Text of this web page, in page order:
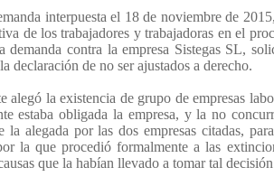
interpuesta el 18 de noviembre de
de los trabajadores y trabajadoras en el
contra la empresa Sistegas SL,
declaración de no ser ajustados a derecho.
alegó la existencia de grupo de empresas
estaba obligada la empresa, y la no
la alegada por las dos empresas citadas,
la que procedió formalmente a las
que la habían llevado a tomar tal